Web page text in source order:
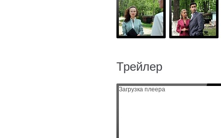
Трейлер
Загрузка плеера